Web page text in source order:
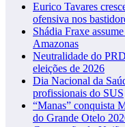
Eurico Tavares
ofensiva nos
Shádia Fraxe
Amazonas
Neutralidade do
eleições de 2026
Dia Nacional da
profissionais do SUS
“Manas” conquista
do Grande Otelo